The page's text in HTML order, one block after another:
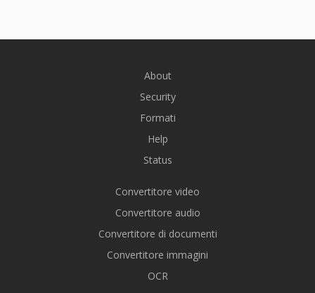
About
Security
Formati
Help
Status
Convertitore video
Convertitore audio
Convertitore di documenti
Convertitore immagini
OCR